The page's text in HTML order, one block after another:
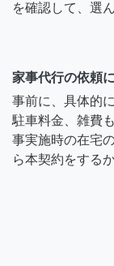
を確認して、選
家事代行の依頼
事前に、具体的
駐車料金、雑費
事実施時の在宅
ら本契約をする